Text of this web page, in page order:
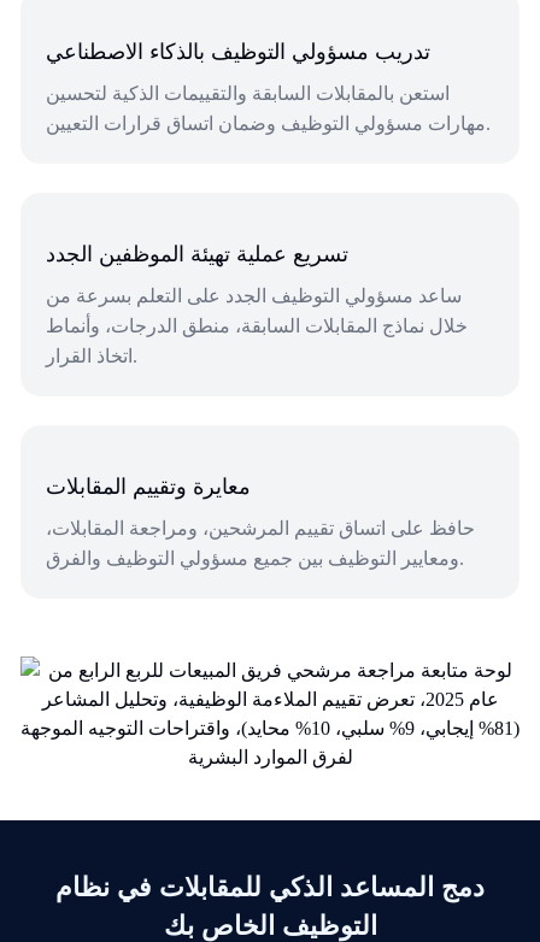
تدريب مسؤولي التوظيف بالذكاء الاصطناعي
استعن بالمقابلات السابقة والتقييمات الذكية لتحسين
مهارات مسؤولي التوظيف وضمان اتساق قرارات التعيين.
تسريع عملية تهيئة الموظفين الجدد
ساعد مسؤولي التوظيف الجدد على التعلم بسرعة من
خلال نماذج المقابلات السابقة، منطق الدرجات، وأنماط
اتخاذ القرار.
معايرة وتقييم المقابلات
حافظ على اتساق تقييم المرشحين، ومراجعة المقابلات،
ومعايير التوظيف بين جميع مسؤولي التوظيف والفرق.
دمج المساعد الذكي للمقابلات في نظام
التوظيف الخاص بك